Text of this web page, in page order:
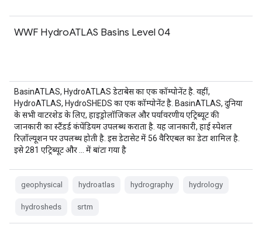
WWF HydroATLAS Basins Level 04
BasinATLAS, HydroATLAS डेटाबेस का एक कॉम्पोनेंट है. वहीं,
HydroATLAS, HydroSHEDS का एक कॉम्पोनेंट है. BasinATLAS, दुनिया
के सभी वाटरशेड के लिए, हाइड्रोलॉजिकल और पर्यावरणीय एट्रिब्यूट की
जानकारी का स्टैंडर्ड कंपेंडियम उपलब्ध कराता है. यह जानकारी, हाई स्पेशल
रिज़ॉल्यूशन पर उपलब्ध होती है. इस डेटासेट में 56 वैरिएबल का डेटा शामिल है.
इसे 281 एट्रिब्यूट और … में बांटा गया है
geophysical hydroatlas hydrography hydrology
hydrosheds srtm